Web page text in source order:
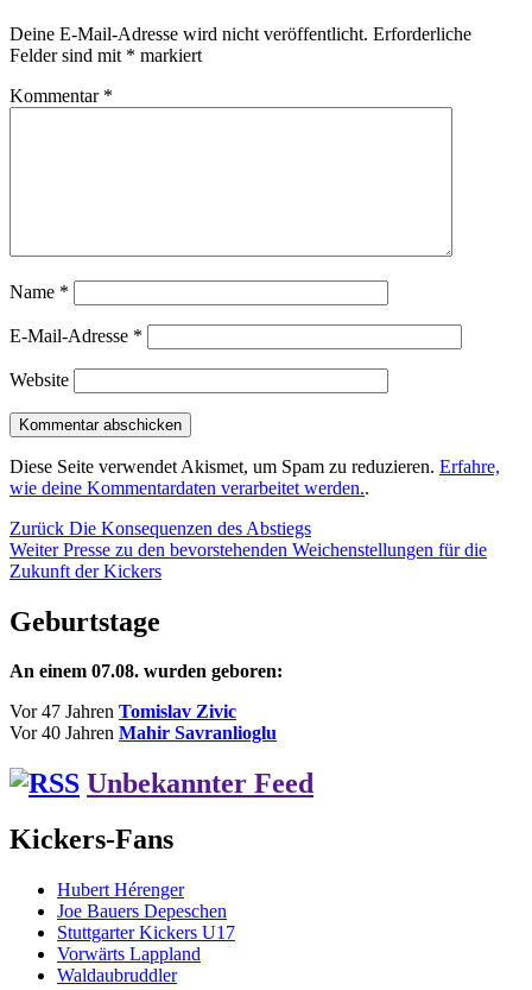
Deine E-Mail-Adresse wird nicht veröffentlicht. Erforderliche
Felder sind mit * markiert
Kommentar *
Name *
E-Mail-Adresse *
Website
Diese Seite verwendet Akismet, um Spam zu reduzieren. Erfahre,
wie deine Kommentardaten verarbeitet werden..
Beitragsnavigation
Zurück Vorheriger
Beitrag:
Die Konsequenzen des Abstiegs
Weiter Nächster
Beitrag:
Presse zu den bevorstehenden Weichenstellungen für die
Zukunft der Kickers
Geburtstage
An einem 07.08. wurden geboren:
Vor 47 Jahren Tomislav Zivic
Vor 40 Jahren Mahir Savranlioglu
Unbekannter Feed
Kickers-Fans
Hubert Hérenger
Joe Bauers Depeschen
Stuttgarter Kickers U17
Vorwärts Lappland
Waldaubruddler